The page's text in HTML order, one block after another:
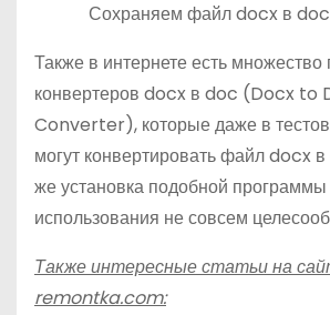
Сохраняем файл docx в
Также в интернете есть
конвертеров docx в doc (Docx to
Converter), которые даже в
могут конвертировать файл docx
же установка подобной программы
использования не совсем
Также интересные статьи на
remontka.com: